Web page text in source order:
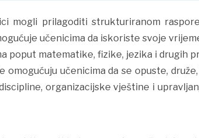
mogli prilagoditi strukturiranom
učenicima da iskoriste svoje
matematike, fizike, jezika i drugih
učenicima da se opuste,
organizacijske vještine i